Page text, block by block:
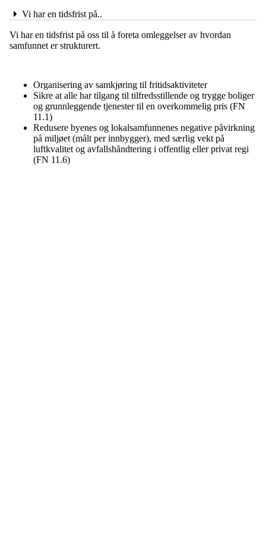
Vi har en tidsfrist på..
Vi har en tidsfrist på oss til å foreta omleggelser av hvordan
samfunnet er strukturert.
Organisering av samkjøring til fritidsaktiviteter
Sikre at alle har tilgang til tilfredsstillende og trygge boliger
og grunnleggende tjenester til en overkommelig pris (FN
11.1)
Redusere byenes og lokalsamfunnenes negative påvirkning
på miljøet (målt per innbygger), med særlig vekt på
luftkvalitet og avfallshåndtering i offentlig eller privat regi
(FN 11.6)